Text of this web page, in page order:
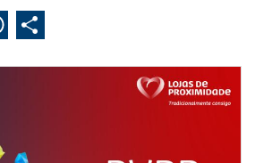
WhatsApp